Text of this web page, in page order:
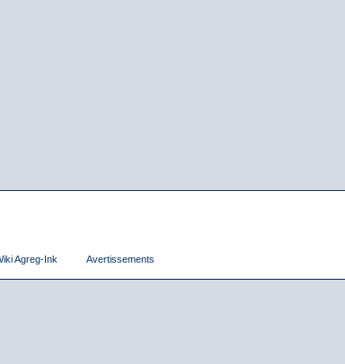
Agreg-Ink Avertissements